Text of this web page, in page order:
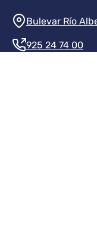
Información
Bulevar Río
925 24 74 00